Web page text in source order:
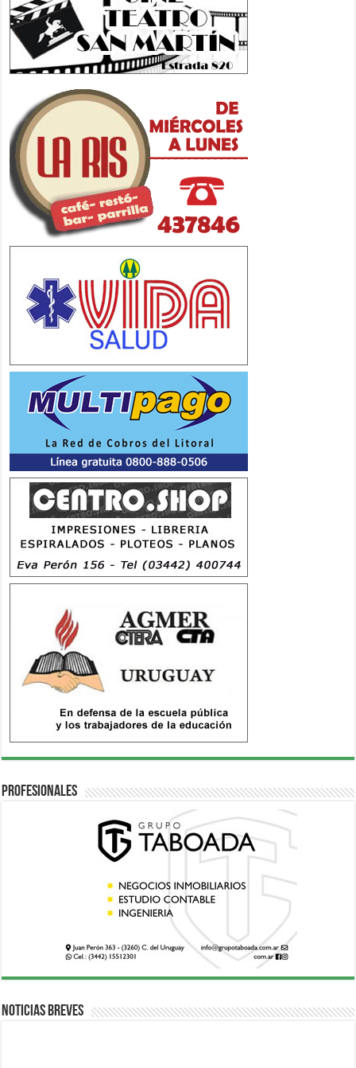
Profesionales
Noticias breves